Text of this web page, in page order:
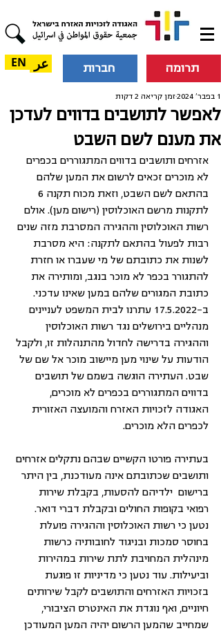
תרומה חברות عر EN
לאפשר לתושבים בדווים לעדכן
את מענם לשם השבט
1 בפבר׳ 2024 זמן קריאה 2 דקות
אזרחים ותושבים בדווים המתגוררים בכפרים
לא מוכרים זכאים לרשום את המען שלהם
לתקנות מרשם האוכלוסין (רישום מען). אולם
רשות האוכלוסין וההגירה המסרבת מזה שנים
רבות לפעול בהתאם לתקנה: היא מסרבת
לשנות את כתובתם של מי שעברו או חזרת
להתגורר בכפר לא מוכר בנגב, ומותירה את
כתובת המגורים שלהם במען שאינו עדכני.
ב-17.5.2022 עתרנו לבית המשפט לעניינים
מנהליים בירושלים נגד רשות האוכלוסין
וההגירה בדרישה לחדול מהתנהלות זו, ולקבל
הודעות על שינוי מען מיישוב מוכר אל שם של
שבט. העתירה הוגשה בשמם של תושבים
בדווים המתגוררים בכפרים לא מוכרים,
האגודה לזכויות האזרח והמועצה האזורית
לכפרים הלא מוכרים.
בעתירה פורטו הקשיים שבהם נתקלים אזרחים
ותושבים שכתובתם אינה מעודכנת, בין היתר
ברישום  ילדיהם להסעות, בקבלת שירות
רפואי בקופות החולים ובקבלת דברי דואר.
נטען כי רשות האוכלוסין וההגירה פועלת
בחוסר סמכות ובניגוד לחובותיה כרשות
מינהלית המחויבת לתת שירות במהירות
וביעילות. עוד נטען כי מדיניות זו פוגעת
בזכויות האזרחים והתושבים לקבל שירותים
חיוניים, ואף נוגדת את האינטרס הציבורי,
שמחייב שהמען הרשום יהיה המען המעודכן